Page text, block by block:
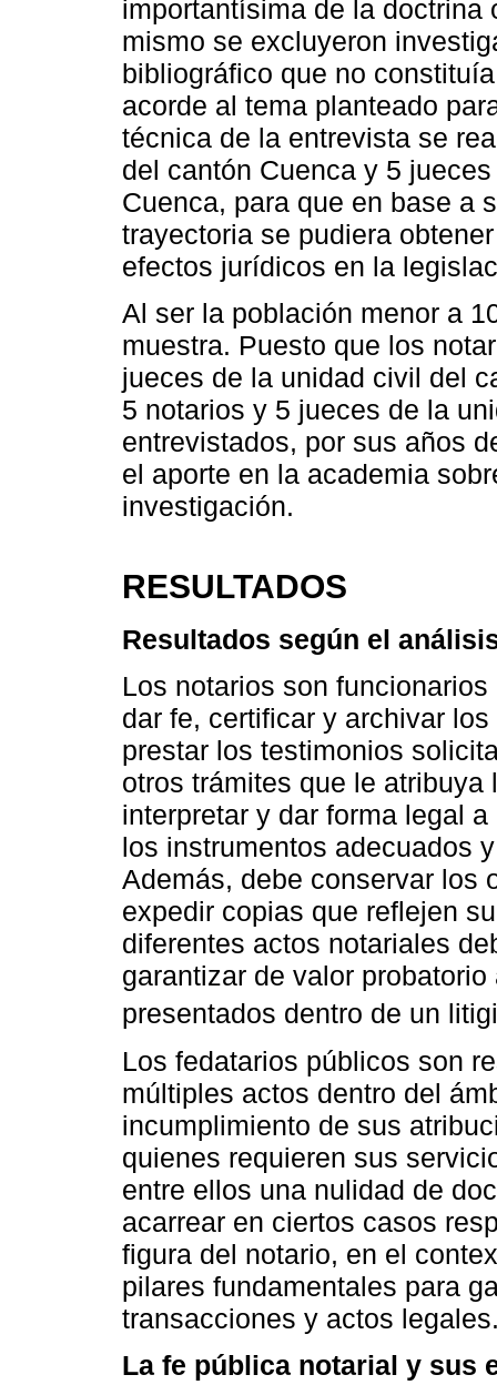
importantísima de la
mismo se excluyeron
bibliográfico que no
acorde al tema planteado
técnica de la entrevista se
del cantón Cuenca y 5
Cuenca, para que en base a
trayectoria se pudiera
efectos jurídicos en la
Al ser la población menor a
muestra. Puesto que los
jueces de la unidad civil del
5 notarios y 5 jueces de la
entrevistados, por sus años
el aporte en la academia
investigación.
RESULTADOS
Resultados según el
Los notarios son
dar fe, certificar y archivar
prestar los testimonios
otros trámites que le
interpretar y dar forma legal
los instrumentos adecuados
Además, debe conservar los
expedir copias que reflejen
diferentes actos notariales
garantizar de valor
presentados dentro de un
Los fedatarios públicos son
múltiples actos dentro del
incumplimiento de sus
quienes requieren sus
entre ellos una nulidad de
acarrear en ciertos casos
figura del notario, en el
pilares fundamentales para
transacciones y actos
La fe pública notarial y sus